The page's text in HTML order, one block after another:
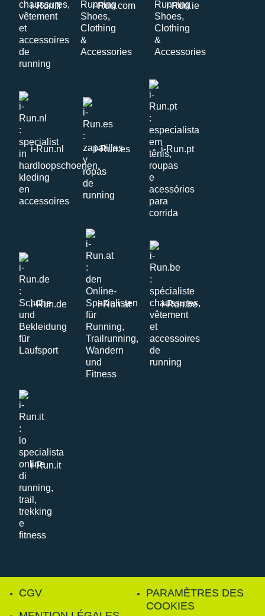
i-Run.fr i-Run.com i-Run.ie
i-Run.nl i-Run.es i-Run.pt
i-Run.de i-Run.at i-Run.be
i-Run.it
CGV
PARAMÈTRES DES
COOKIES